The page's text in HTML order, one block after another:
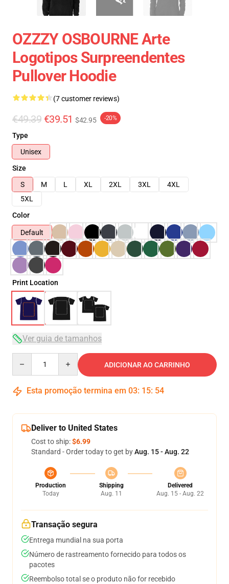
OZZZY OSBOURNE Arte
Logotipos Surpreendentes
Pullover Hoodie
(7 customer reviews)
€49.39 €39.51 $42.95 -20%
Type
Unisex
Size
S
M L XL 2XL 3XL
4XL
5XL
Color
Default
Print Location
Ver guia de tamanhos
ADICIONAR AO CARRINHO
Esta promoção termina em 03: 15: 54
Deliver to United States
Cost to ship:$6.99
Standard - Order today to get byAug. 15 - Aug. 22
Production
Today
Shipping
Aug. 11
Delivered
Aug. 15 - Aug. 22
Transação segura
Entrega mundial na sua porta
Número de rastreamento fornecido para todos os
pacotes
Reembolso total se o produto não for recebido